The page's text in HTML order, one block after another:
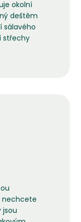
okolní
deštěm
sálavého
střechy
nechcete
jsou